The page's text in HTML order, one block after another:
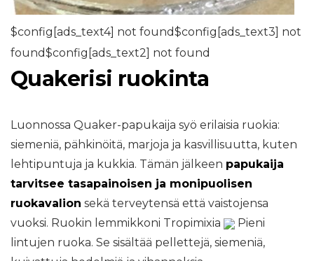
$config[ads_text4] not found$config[ads_text3] not
found$config[ads_text2] not found
Quakerisi ruokinta
Luonnossa Quaker-papukaija syö erilaisia ​​ruokia:
siemeniä, pähkinöitä, marjoja ja kasvillisuutta, kuten
lehtipuntuja ja kukkia. Tämän jälkeen papukaija
tarvitsee tasapainoisen ja monipuolisen
ruokavalion sekä terveytensä että vaistojensa
vuoksi. Ruokin lemmikkoni Tropimixia
Pieni
lintujen ruoka. Se sisältää pellettejä, siemeniä,